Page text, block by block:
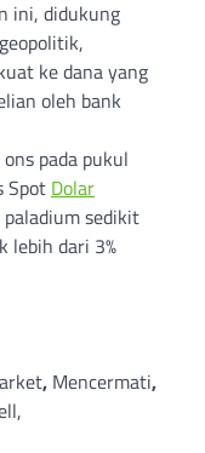
ini, didukung
ke dana yang
oleh bank
pada pukul
Spot Dolar
paladium sedikit
lebih dari 3%
, Mencermati,